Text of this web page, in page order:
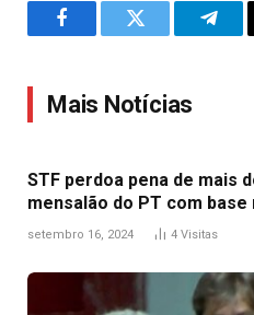
FacebookTwitter
Mais Notícias
STF perdoa pena de mais
mensalão do PT com
setembro 16, 2024 4 Visitas